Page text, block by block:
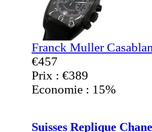
Franck Muller
€457
Prix : €389
Economie : 15%
Suisses Replique